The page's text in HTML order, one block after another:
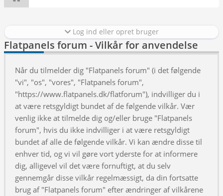
Log ind eller opret bruger
Flatpanels forum - Vilkår for anvendelse
Når du tilmelder dig "Flatpanels forum" (i det følgende
"vi", "os", "vores", "Flatpanels forum",
"https://www.flatpanels.dk/flatforum"), indvilliger du i
at være retsgyldigt bundet af de følgende vilkår. Vær
venlig ikke at tilmelde dig og/eller bruge "Flatpanels
forum", hvis du ikke indvilliger i at være retsgyldigt
bundet af alle de følgende vilkår. Vi kan ændre disse til
enhver tid, og vi vil gøre vort yderste for at informere
dig, alligevel vil det være fornuftigt, at du selv
gennemgår disse vilkår regelmæssigt, da din fortsatte
brug af "Flatpanels forum" efter ændringer af vilkårene